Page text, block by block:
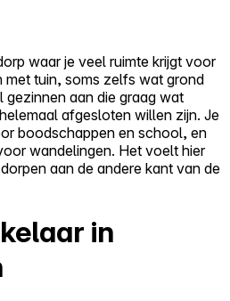
waar je veel ruimte krijgt voor
met tuin, soms zelfs wat grond
gezinnen aan die graag wat
afgesloten willen zijn. Je
boodschappen en school, en
wandelingen. Het voelt hier
aan de andere kant van de
in